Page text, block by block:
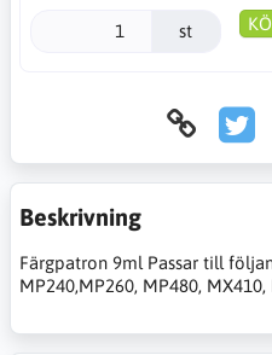
st
Beskrivning
Färgpatron 9ml Passar till
MP240,MP260, MP480,